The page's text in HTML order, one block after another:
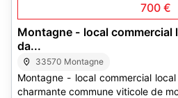
700 €
Montagne - local commercial
da...
33570 Montagne
Montagne - local commercial
charmante commune viticole de